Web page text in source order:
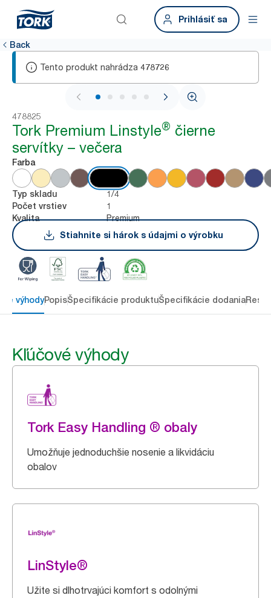
Prihlásiť sa
Back
Tento produkt nahrádza 478726
1 / 5
478825
Tork Premium Linstyle® čierne
servítky – večera
Farba
Typ skladu 1/4
Počet vrstiev 1
Kvalita
Premium
Stiahnite si hárok s údajmi o výrobku
výhodyPopisŠpecifikácie produktuŠpecifikácie dodania
Kľúčové výhody
Tork Easy Handling ® obaly
Umožňuje jednoduchšie nosenie a likvidáciu
obalov
LinStyle®
Užite si dlhotrvajúci komfort s odolnými